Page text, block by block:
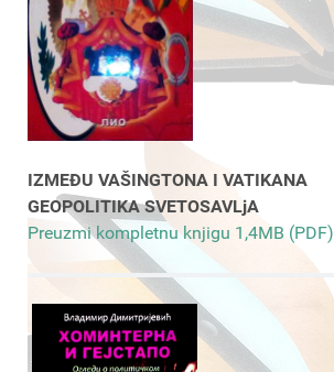
IZMEĐU VAŠINGTONA I VATIKANA
GEOPOLITIKA SVETOSAVLjA
Preuzmi kompletnu knjigu 1,4MB (PDF)